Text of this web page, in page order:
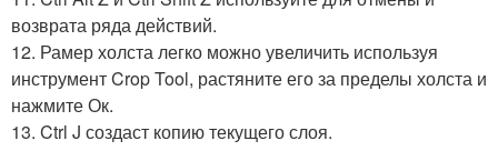
возврата ряда действий.
12. Рамер холста легко можно увеличить используя
инструмент Crop Tool, растяните его за пределы холста и
нажмите Ок.
13. Ctrl J создаст копию текущего слоя.